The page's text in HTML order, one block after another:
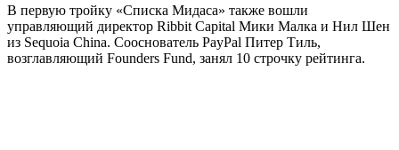
В первую тройку «Списка Мидаса» также вошли
управляющий директор Ribbit Capital Мики Малка и Нил Шен
из Sequoia China. Сооснователь PayPal Питер Тиль,
возглавляющий Founders Fund, занял 10 строчку рейтинга.